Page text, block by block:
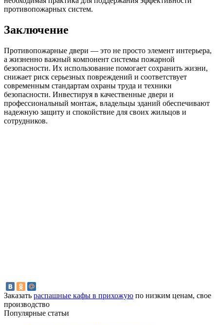
противопожарных систем.
Заключение
Противопожарные двери — это не просто элемент интерьера,
а жизненно важный компонент системы пожарной
безопасности. Их использование помогает сохранить жизни,
снижает риск серьезных повреждений и соответствует
современным стандартам охраны труда и техники
безопасности. Инвестируя в качественные двери и
профессиональный монтаж, владельцы зданий обеспечивают
надежную защиту и спокойствие для своих жильцов и
сотрудников.
Заказать распашные кафы в прихожую по низким ценам, свое
производство
Популярные статьи